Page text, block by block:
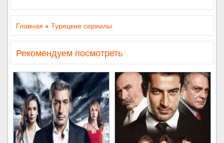
Главная » Турецкие сериалы
Рекомендуем посмотреть